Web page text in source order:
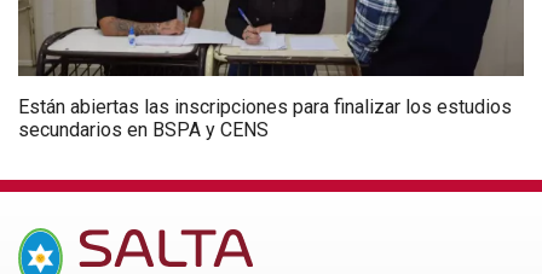
Están abiertas las inscripciones para finalizar los estudios
secundarios en BSPA y CENS